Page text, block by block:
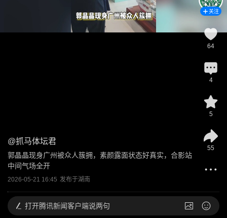
@抓马体坛君
郭晶晶现身广州被众人簇拥，素颜露面状态好真实，合影站
中间气场全开
2026-05-21 16:45 发布于湖南
关注
64
4
5
55
打开腾讯新闻客户端说两句